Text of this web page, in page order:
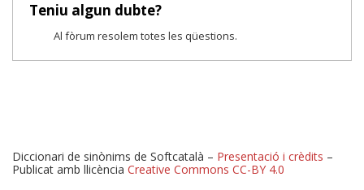
Teniu algun dubte?
Al fòrum resolem totes les qüestions.
Diccionari de sinònims de Softcatalà – Presentació i crèdits –
Publicat amb llicència Creative Commons CC-BY 4.0